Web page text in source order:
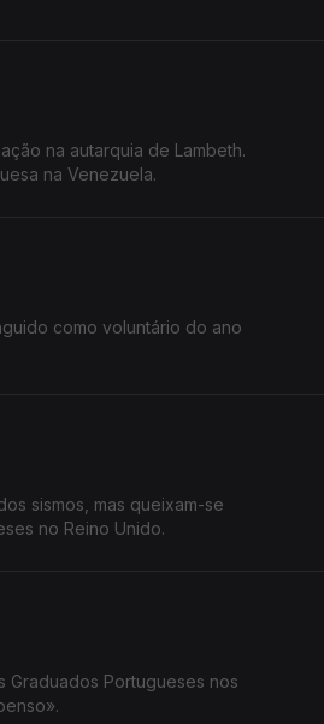
na autarquia de Lambeth.
na Venezuela.
como voluntário do ano
sismos, mas queixam-se
no Reino Unido.
Graduados Portugueses nos